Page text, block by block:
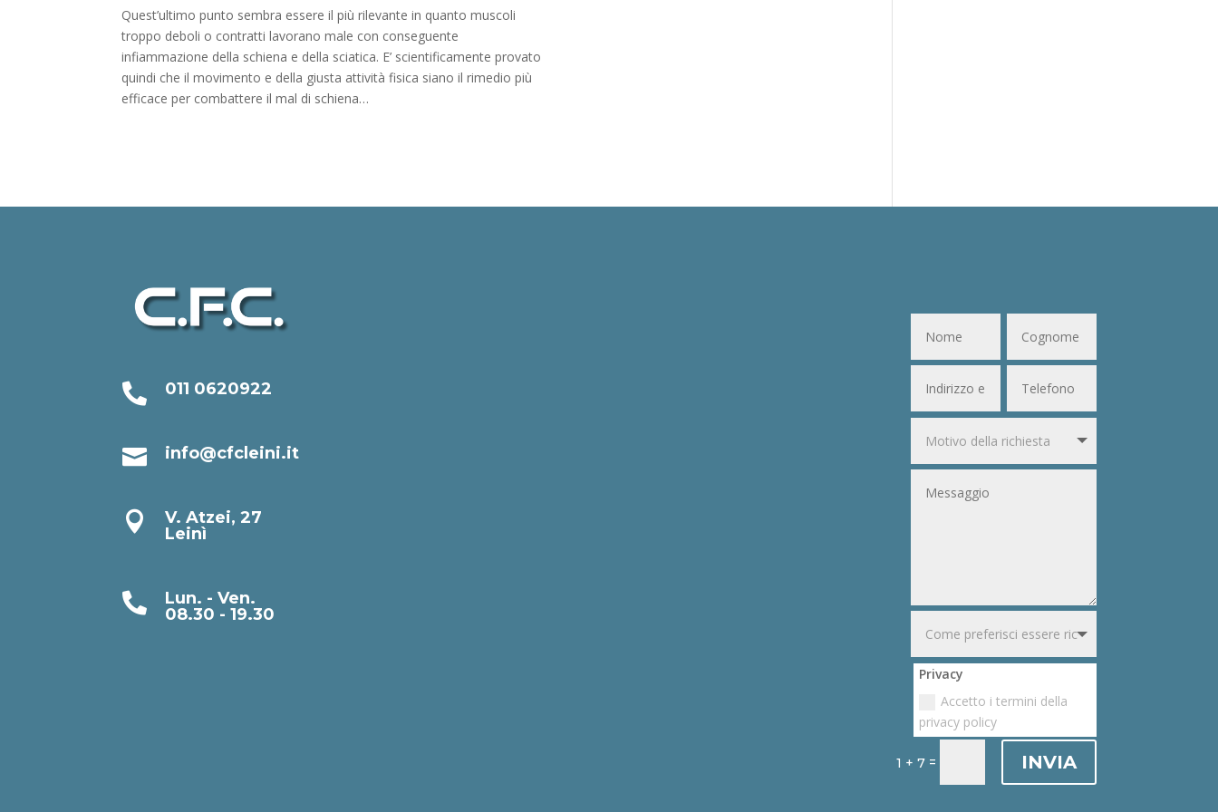
Quest’ultimo punto sembra essere il più rilevante in quanto muscoli
troppo deboli o contratti lavorano male con conseguente
infiammazione della schiena e della sciatica. E’ scientificamente provato
quindi che il movimento e della giusta attività fisica siano il rimedio più
efficace per combattere il mal di schiena…
 011 0620922
 info@cfcleini.it

V. Atzei, 27
Leinì

Lun. - Ven.
08.30 - 19.30
Privacy
Accetto i termini della
privacy policy
1 + 7= INVIA